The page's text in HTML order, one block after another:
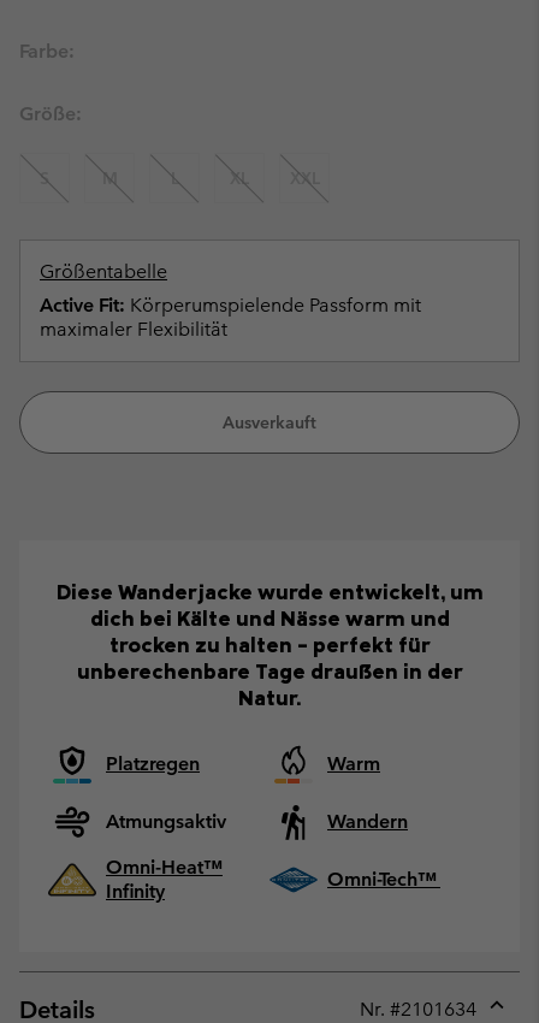
Farbe:
Größe:
S M L XL XXL
Größentabelle
Active Fit: Körperumspielende Passform mit
maximaler Flexibilität
Ausverkauft
Diese Wanderjacke wurde entwickelt, um
dich bei Kälte und Nässe warm und
trocken zu halten – perfekt für
unberechenbare Tage draußen in der
Natur.
Platzregen Warm
Atmungsaktiv
Wandern
Omni-Heat™
Infinity
Omni-Tech™
Details Nr. #2101634